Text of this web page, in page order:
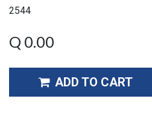
2544
Q 0.00
ADD TO CART